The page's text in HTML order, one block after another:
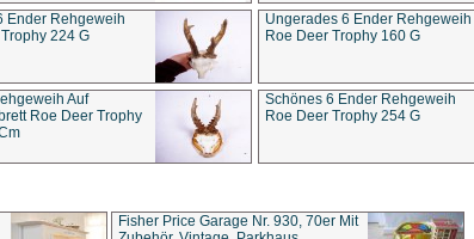
Ender Rehgeweih
224 G
Ungerades 6 Ender Rehgeweih
Roe Deer Trophy 160 G
Auf
Roe Deer Trophy
Schönes 6 Ender Rehgeweih
Roe Deer Trophy 254 G
Fisher Price Garage Nr. 930, 70er Mit